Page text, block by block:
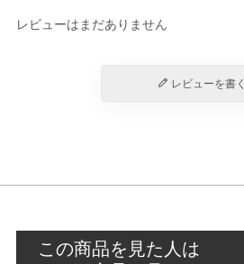
レビューはまだありません
レビューを書く
この商品を見た人は